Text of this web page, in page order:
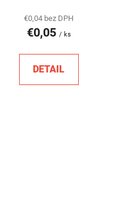
€0,04 bez DPH
€0,05 / ks
DETAIL